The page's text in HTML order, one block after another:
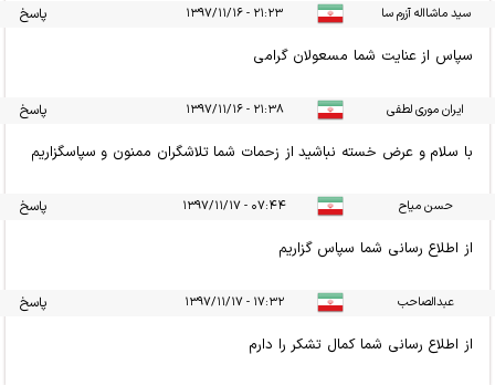
سید ماشااله آزرم سا ۲۱:۲۳ - ۱۳۹۷/۱۱/۱۶ پاسخ
سپاس از عنایت شما مسعولان گرامی
ایران موری لطفی ۲۱:۳۸ - ۱۳۹۷/۱۱/۱۶ پاسخ
با سلام و عرض خسته نباشید از زحمات شما تلاشگران ممنون و سپاسگزاریم
حسن میاح ۰۷:۴۴ - ۱۳۹۷/۱۱/۱۷ پاسخ
از اطلاع رسانی شما سپاس گزاریم
عبدالصاحب ۱۷:۳۲ - ۱۳۹۷/۱۱/۱۷ پاسخ
از اطلاع رسانی شما کمال تشکر را دارم